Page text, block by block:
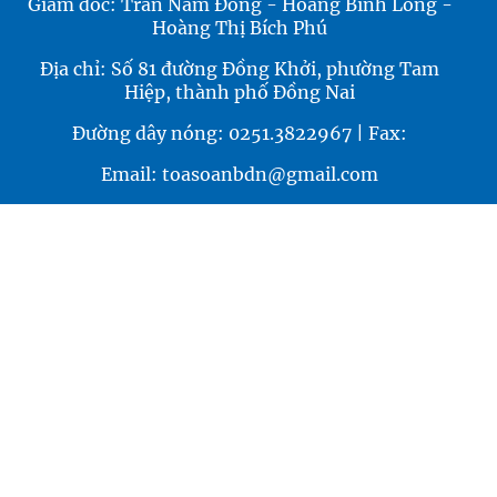
Giám đốc: Trần Nam Đông - Hoàng Bình Long -
Hoàng Thị Bích Phú
Địa chỉ: Số 81 đường Đồng Khởi, phường Tam
Hiệp, thành phố Đồng Nai
Đường dây nóng: 0251.3822967 | Fax:
Email: toasoanbdn@gmail.com